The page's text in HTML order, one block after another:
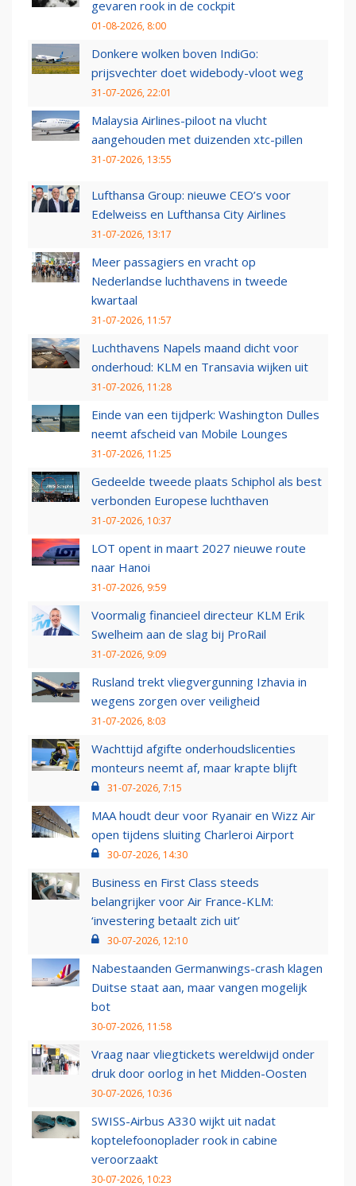
gevaren rook in de cockpit
01-08-2026, 8:00
Donkere wolken boven IndiGo:
prijsvechter doet widebody-vloot weg
31-07-2026, 22:01
Malaysia Airlines-piloot na vlucht
aangehouden met duizenden xtc-pillen
31-07-2026, 13:55
Lufthansa Group: nieuwe CEO’s voor
Edelweiss en Lufthansa City Airlines
31-07-2026, 13:17
Meer passagiers en vracht op
Nederlandse luchthavens in tweede
kwartaal
31-07-2026, 11:57
Luchthavens Napels maand dicht voor
onderhoud: KLM en Transavia wijken uit
31-07-2026, 11:28
Einde van een tijdperk: Washington Dulles
neemt afscheid van Mobile Lounges
31-07-2026, 11:25
Gedeelde tweede plaats Schiphol als best
verbonden Europese luchthaven
31-07-2026, 10:37
LOT opent in maart 2027 nieuwe route
naar Hanoi
31-07-2026, 9:59
Voormalig financieel directeur KLM Erik
Swelheim aan de slag bij ProRail
31-07-2026, 9:09
Rusland trekt vliegvergunning Izhavia in
wegens zorgen over veiligheid
31-07-2026, 8:03
Wachttijd afgifte onderhoudslicenties
monteurs neemt af, maar krapte blijft
31-07-2026, 7:15
MAA houdt deur voor Ryanair en Wizz Air
open tijdens sluiting Charleroi Airport
30-07-2026, 14:30
Business en First Class steeds
belangrijker voor Air France-KLM:
‘investering betaalt zich uit’
30-07-2026, 12:10
Nabestaanden Germanwings-crash klagen
Duitse staat aan, maar vangen mogelijk
bot
30-07-2026, 11:58
Vraag naar vliegtickets wereldwijd onder
druk door oorlog in het Midden-Oosten
30-07-2026, 10:36
SWISS-Airbus A330 wijkt uit nadat
koptelefoonoplader rook in cabine
veroorzaakt
30-07-2026, 10:23